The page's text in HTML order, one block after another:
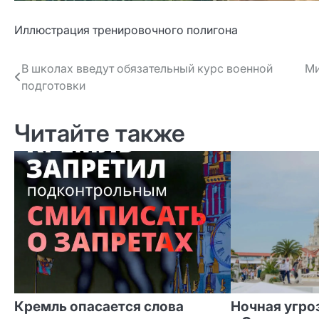
Иллюстрация тренировочного полигона
Навигация
по записям
В школах введут обязательный курс военной
подготовки
Читайте также
Кремль опасается слова
Ночная